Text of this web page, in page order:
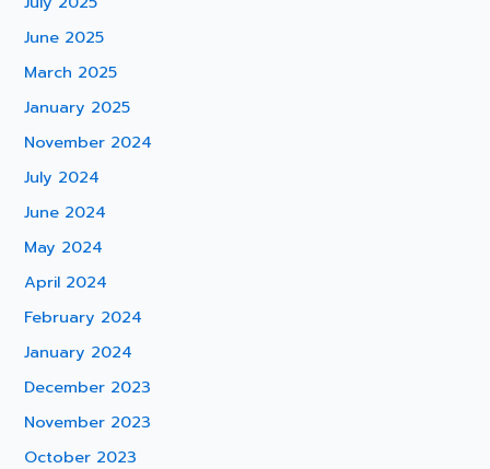
June 2025
March 2025
January 2025
November 2024
July 2024
June 2024
May 2024
April 2024
February 2024
January 2024
December 2023
November 2023
October 2023